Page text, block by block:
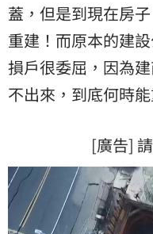
蓋，但是到現在房
重建！而原本的建
損戶很委屈，因為
不出來，到底何時
[廣告]